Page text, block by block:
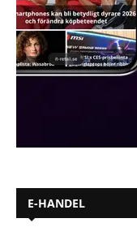
E-HANDEL